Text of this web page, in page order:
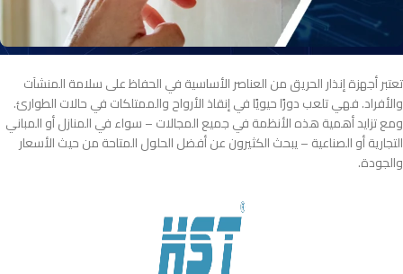
تعتبر أجهزة إنذار الحريق من العناصر الأساسية في الحفاظ على سلامة المنشآت
والأفراد. فهي تلعب دورًا حيويًا في إنقاذ الأرواح والممتلكات في حالات الطوارئ.
ومع تزايد أهمية هذه الأنظمة في جميع المجالات – سواء في المنازل أو المباني
التجارية أو الصناعية – يبحث الكثيرون عن أفضل الحلول المتاحة من حيث الأسعار
والجودة.